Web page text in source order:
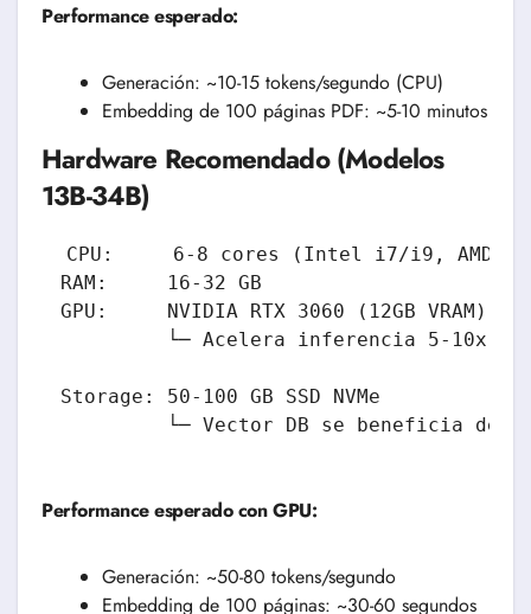
Performance esperado:
Generación: ~10-15 tokens/segundo (CPU)
Embedding de 100 páginas PDF: ~5-10 minutos
Hardware Recomendado (Modelos
13B-34B)
CPU:     6-8 cores (Intel i7/i9, AMD
RAM:     16-32 GB
GPU:     NVIDIA RTX 3060 (12GB VRAM) o
└─ Acelera inferencia 5-10x vs
Storage: 50-100 GB SSD NVMe
Performance esperado con GPU:
Generación: ~50-80 tokens/segundo
Embedding de 100 páginas: ~30-60 segundos